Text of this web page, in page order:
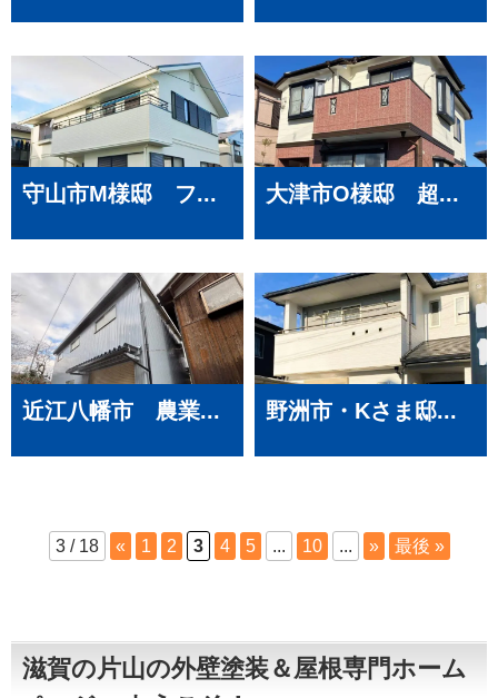
守山市M様邸 フ... 大津市O様邸 超...
近江八幡市 農業... 野洲市・Kさま邸...
3 / 18 « 1 2 3 4 5 ... 10 ... » 最後 »
滋賀の片山の外壁塗装＆屋根専門ホーム